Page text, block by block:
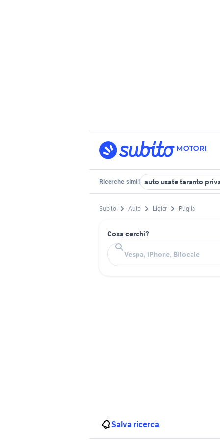
Ricerche simili auto usate taranto
Subito Auto Ligier Puglia
Cosa cerchi?
Salva ricerca